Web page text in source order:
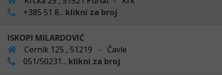
+385 51 8... klikni za broj
ISKOPI MILARDOVIĆ
Cernik 125 , 51219 - Čavle
051/50231... klikni za broj